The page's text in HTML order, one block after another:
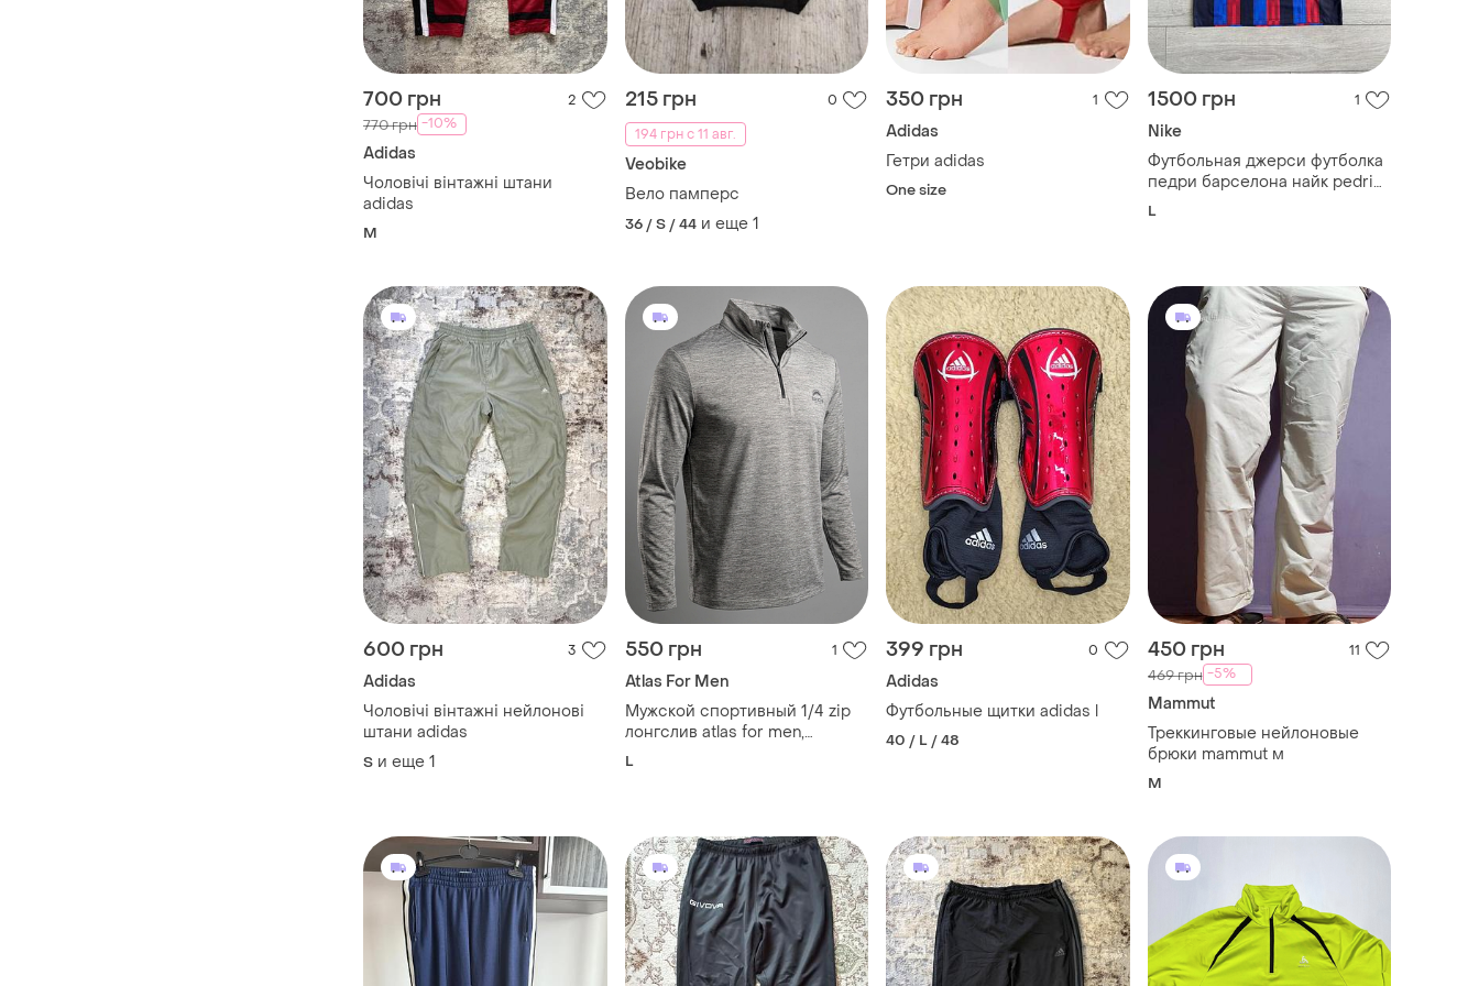
700 грн 2
770 грн -10%
Adidas
Чоловічі вінтажні штани
adidas
M
215 грн
0
194 грн с 11 авг.
Veobike
Вело памперс
36 / S / 44 и еще 1
350 грн 1
Adidas
Гетри adidas
One size
1500 грн 1
Nike
Футбольная джерси футболка
педри барселона найк pedri
barcelona nike football soccer
L
600 грн 3
Adidas
Чоловічі вінтажні нейлонові
штани adidas
S и еще 1
550 грн 1
​Atlas For Men
Мужской спортивный 1/4 zip
лонгслив atlas for men,
франция размер - l
L
399 грн 0
Adidas
Футбольные щитки adidas l
40 / L / 48
450 грн 11
469 грн -5%
Mammut
Треккинговые нейлоновые
брюки mammut м
M